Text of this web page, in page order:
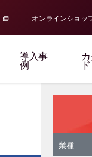
オンラインショッ
導入事
例 ド
業種